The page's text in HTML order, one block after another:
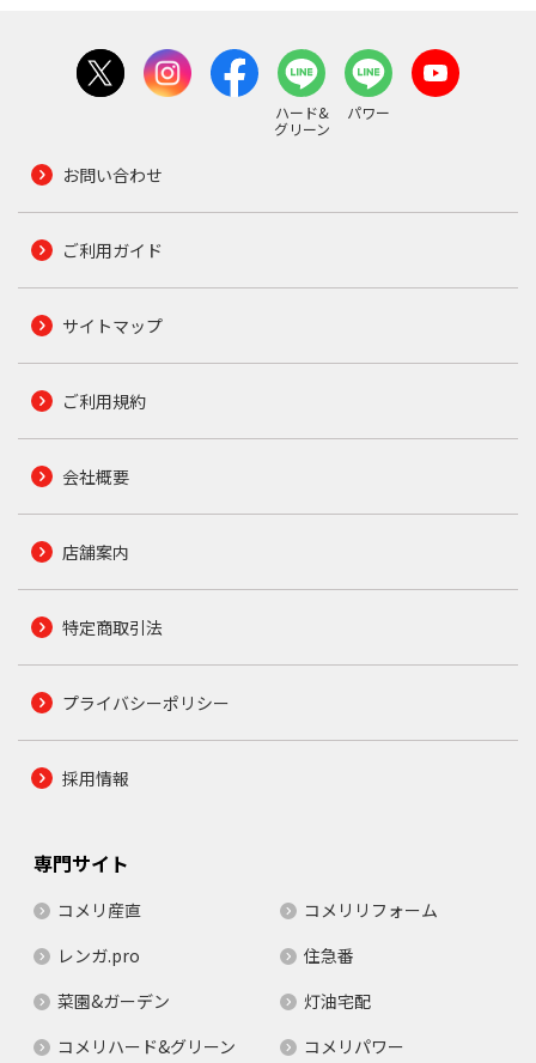
ハード&
グリーン
パワー
お問い合わせ
ご利用ガイド
サイトマップ
ご利用規約
会社概要
店舗案内
特定商取引法
プライバシーポリシー
採用情報
専門サイト
コメリ産直
コメリリフォーム
レンガ.pro
住急番
菜園&ガーデン
灯油宅配
コメリハード&グリーン
コメリパワー